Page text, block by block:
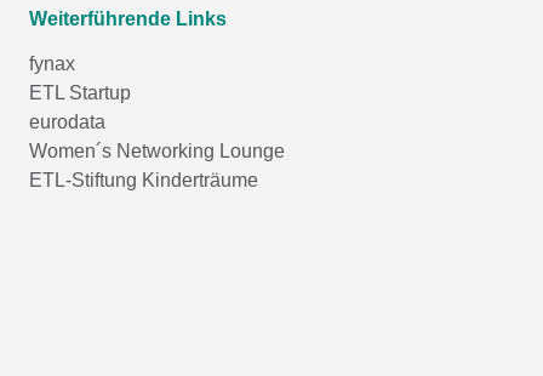
Weiterführende Links
fynax
ETL Startup
eurodata
Women´s Networking Lounge
ETL-Stiftung Kinderträume